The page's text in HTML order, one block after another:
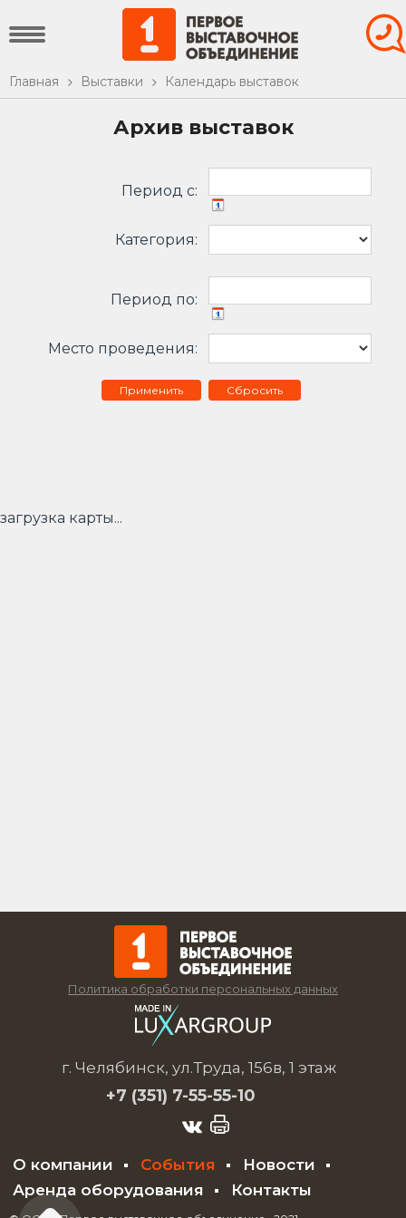
Главная Выставки Календарь выставок
Архив выставок
Период c:
Категория:
Период по:
Место проведения:
Сбросить
загрузка карты...
Политика обработки персональных данных
г. Челябинск, ул.Труда, 156в, 1 этаж
+7 (351) 7-55-55-10
О компании События
Новости
Аренда оборудования
Контакты